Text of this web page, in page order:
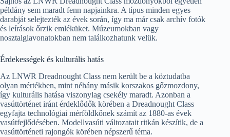
példány sem maradt fenn napjainkra. A típus minden egyes
darabját selejtezték az évek során, így ma már csak archív fotók
és leírások őrzik emléküket. Múzeumokban vagy
nosztalgiavonatokban nem találkozhatunk velük.
Érdekességek és kulturális hatás
Az LNWR Dreadnought Class nem került be a köztudatba
olyan mértékben, mint néhány másik korszakos gőzmozdony,
így kulturális hatása viszonylag csekély maradt. Azonban a
vasúttörténet iránt érdeklődők körében a Dreadnought Class
egyfajta technológiai mérföldkőnek számít az 1880-as évek
vasútfejlődésében. Modellvasúti változatait ritkán készítik, de a
vasúttörténeti rajongók körében népszerű téma.